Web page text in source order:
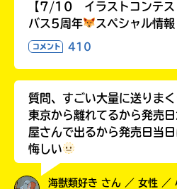
【7/10 イラストコンテス
バス5周年
スペシャル情報
コメント 410
質問、すごい大量に送りま
東京から離れてるから発売
屋さんで出るから発売日当
悔しい
海獣類好き さん ／ 女性 ／